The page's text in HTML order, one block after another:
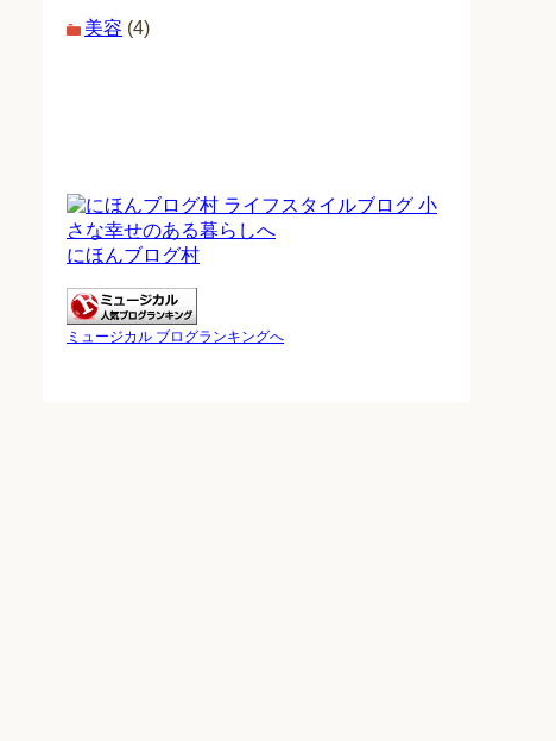
美容 (4)
にほんブログ村
ミュージカル ブログランキングへ